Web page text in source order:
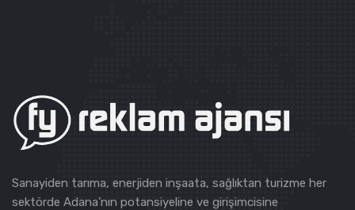
Sanayiden tarıma, enerjiden inşaata, sağlıktan turizme her
sektörde Adana'nın potansiyeline ve girişimcisine